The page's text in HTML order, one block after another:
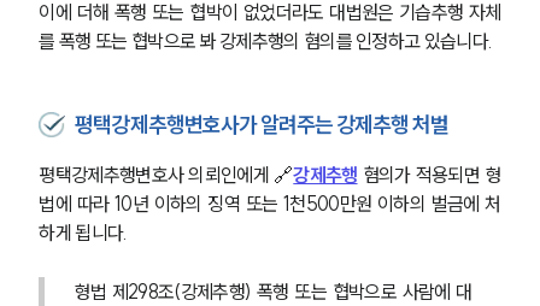
이에 더해 폭행 또는 협박이 없었더라도 대법원은 기습추행 자체
를 폭행 또는 협박으로 봐 강제추행의 혐의를 인정하고 있습니다.
평택강제추행변호사가 알려주는 강제추행 처벌
평택강제추행변호사 의뢰인에게 🔗강제추행 혐의가 적용되면 형
법에 따라 10년 이하의 징역 또는 1천500만원 이하의 벌금에 처
하게 됩니다.
형법 제298조(강제추행) 폭행 또는 협박으로 사람에 대